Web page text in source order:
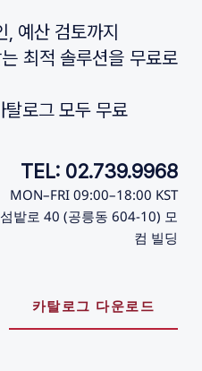
, 예산 검토까지
최적 솔루션을 무료로
탈로그 모두 무료
TEL: 02.739.9968
MON–FRI 09:00–18:00 KST
밭로 40 (공릉동 604-10) 모
컴 빌딩
카탈로그 다운로드